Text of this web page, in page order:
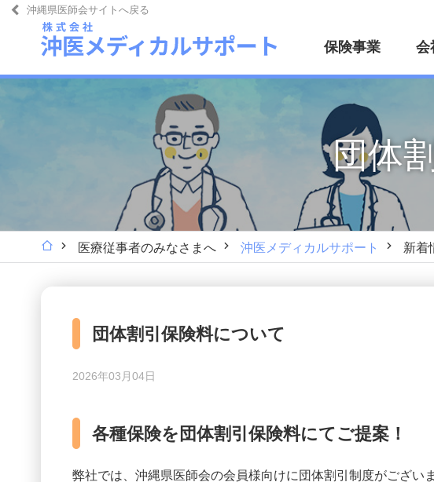
保険事業 会
沖縄県医師会サイトへ戻る
団体
医療従事者のみなさまへ 沖医メディカルサポート 新着
団体割引保険料について
2026年03月04日
各種保険を団体割引保険料にてご提案！
弊社では、沖縄県医師会の会員様向けに団体割引制度がございま